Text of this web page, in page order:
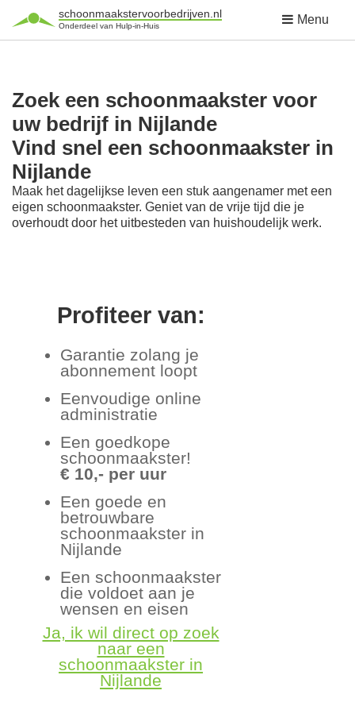
schoonmaakstervoorbedrijven.nl
Onderdeel van Hulp-in-Huis Menu
Zoek een schoonmaakster voor
uw bedrijf in Nijlande
Vind snel een schoonmaakster in
Nijlande
Maak het dagelijkse leven een stuk aangenamer met een
eigen schoonmaakster. Geniet van de vrije tijd die je
overhoudt door het uitbesteden van huishoudelijk werk.
Profiteer van:
Garantie zolang je
abonnement loopt
Eenvoudige online
administratie
Een goedkope
schoonmaakster!
€ 10,- per uur
Een goede en
betrouwbare
schoonmaakster in
Nijlande
Een schoonmaakster
die voldoet aan je
wensen en eisen
Ja, ik wil direct op zoek
naar een
schoonmaakster in
Nijlande